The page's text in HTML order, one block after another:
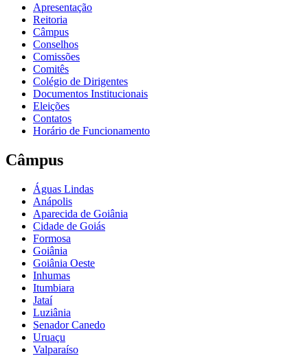
Apresentação
Reitoria
Câmpus
Conselhos
Comissões
Comitês
Colégio de Dirigentes
Documentos Institucionais
Eleições
Contatos
Horário de Funcionamento
Câmpus
Águas Lindas
Anápolis
Aparecida de Goiânia
Cidade de Goiás
Formosa
Goiânia
Goiânia Oeste
Inhumas
Itumbiara
Jataí
Luziânia
Senador Canedo
Uruaçu
Valparaíso